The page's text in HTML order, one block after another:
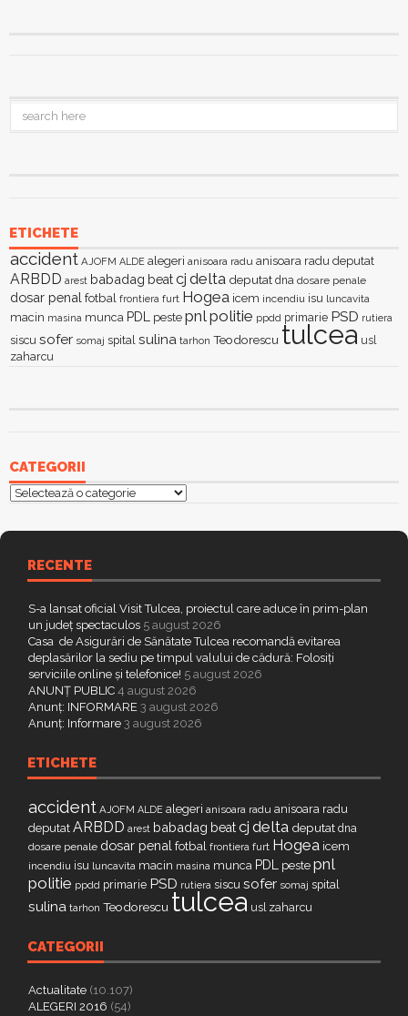
ETICHETE
accident AJOFM ALDE alegeri anisoara radu anisoara radu deputat
ARBDD arest babadag beatcj delta deputat dna dosare penale
dosar penal fotbal frontiera furt Hogea icem incendiu isu luncavita
macin masina munca PDL peste pnlpolitie ppdd primarie PSD rutiera
siscu sofer somaj spital sulina tarhon Teodorescu tulcea usl
zaharcu
CATEGORII
Categorii
RECENTE
S-a lansat oficial Visit Tulcea, proiectul care aduce în prim-plan
un județ spectaculos 5 august 2026
Casa de Asigurări de Sănătate Tulcea recomandă evitarea
deplasărilor la sediu pe timpul valului de cădură: Folosiți
serviciile online și telefonice! 5 august 2026
ANUNȚ PUBLIC 4 august 2026
Anunț: INFORMARE 3 august 2026
Anunț: Informare 3 august 2026
ETICHETE
accident AJOFM ALDE alegeri anisoara radu anisoara radu
deputat ARBDD arest babadag beatcj delta deputat dna
dosare penale dosar penal fotbal frontiera furt Hogea icem
incendiu isu luncavita macin masina munca PDL peste pnl
politie ppdd primarie PSD rutiera siscu sofer somaj spital
sulina tarhon Teodorescu tulcea usl zaharcu
CATEGORII
Actualitate (10.107)
ALEGERI 2016 (54)